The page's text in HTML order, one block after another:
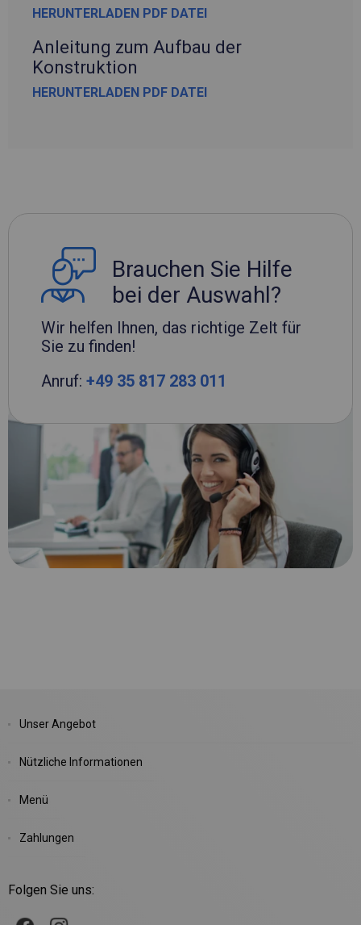
HERUNTERLADEN PDF DATEI
Anleitung zum Aufbau der
Konstruktion
HERUNTERLADEN PDF DATEI
Brauchen Sie Hilfe
bei der Auswahl?
Wir helfen Ihnen, das richtige Zelt für
Sie zu finden!
Anruf: +49 35 817 283 011
Unser Angebot
Nützliche Informationen
Menü
Zahlungen
Folgen Sie uns: